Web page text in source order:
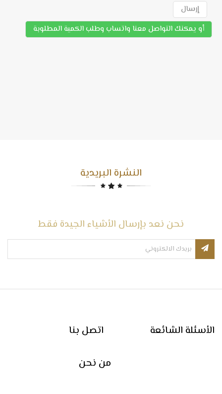
إرسال
أو يمكنك التواصل معنا واتساب وطلب الكمية المطلوبة
النشرة البريدية
نحن نعد بإرسال الأشياء الجيدة فقط
اتصل بنا الأسئلة الشائعة
من نحن